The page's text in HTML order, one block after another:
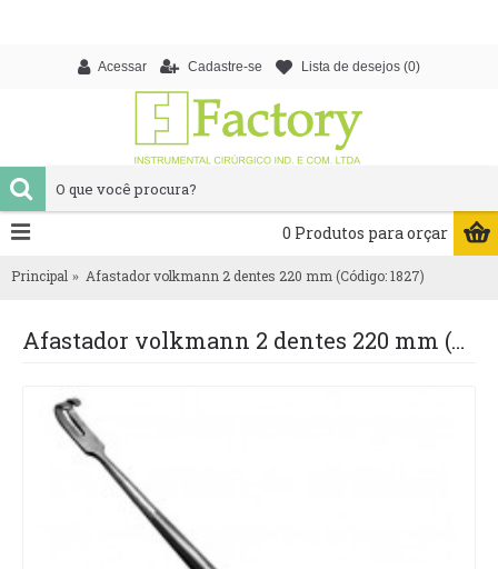
Acessar Cadastre-se Lista de desejos (0)
0 Produtos para orçar
Principal Afastador volkmann 2 dentes 220 mm (Código: 1827)
Afastador volkmann 2 dentes 220 mm (Código: 1827)